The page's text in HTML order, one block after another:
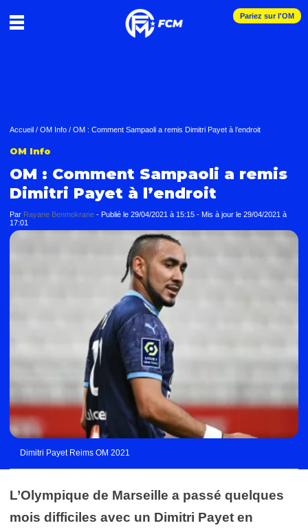
Pariez sur l'OM
Accueil / OM Info / OM : Comment Sampaoli a remis Dimitri Payet à l’endroit
OM Info
OM : Comment Sampaoli a remis
Dimitri Payet à l’endroit
Par Rayane Benmokrane - Publié le 29/04/2021 à 15:15 - Mis à jour le 29/04/2021 à
17:01
Dimitri Payet Reims OM 2021
L’Olympique de Marseille a passé quelques
mois difficiles avec un Dimitri Payet en